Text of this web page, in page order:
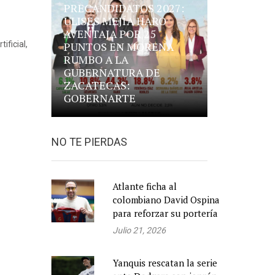
PRECANDIDATOS 2027:
ULISES MEJÍA HARO
AVENTAJA POR 25
PUNTOS EN MORENA
RUMBO A LA
GUBERNATURA DE
ZACATECAS:
GOBERNARTE
NO TE PIERDAS
Atlante ficha al
colombiano David Ospina
para reforzar su portería
Julio 21, 2026
Yanquis rescatan la serie